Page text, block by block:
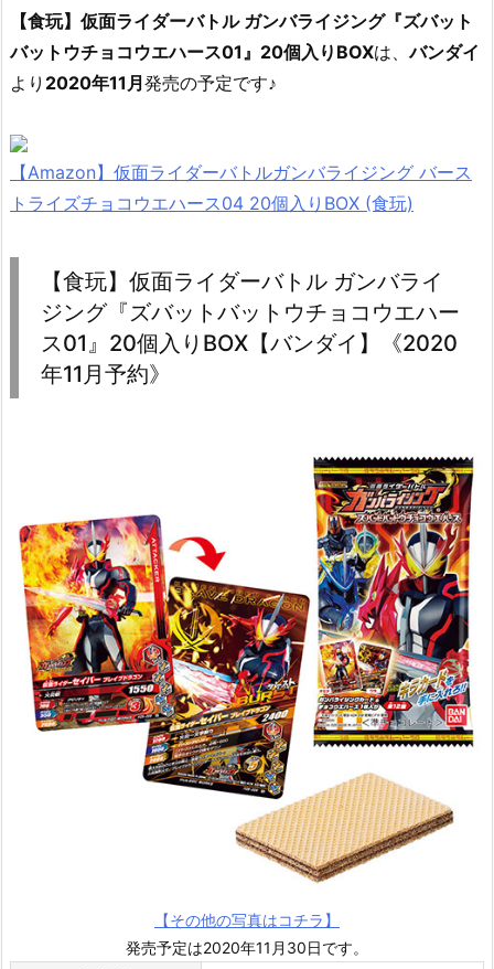
【食玩】仮面ライダーバトル ガンバライジング『ズバット
バットウチョコウエハース01』20個入りBOXは、バンダイ
より 2020年11月発売の予定です♪
【Amazon】仮面ライダーバトルガンバライジング バース
トライズチョコウエハース04 20個入りBOX (食玩)
【食玩】仮面ライダーバトル ガンバライ
ジング『ズバットバットウチョコウエハー
ス01』20個入りBOX【バンダイ】《2020
年11月予約》
【その他の写真はコチラ】
発売予定は2020年11月30日です。